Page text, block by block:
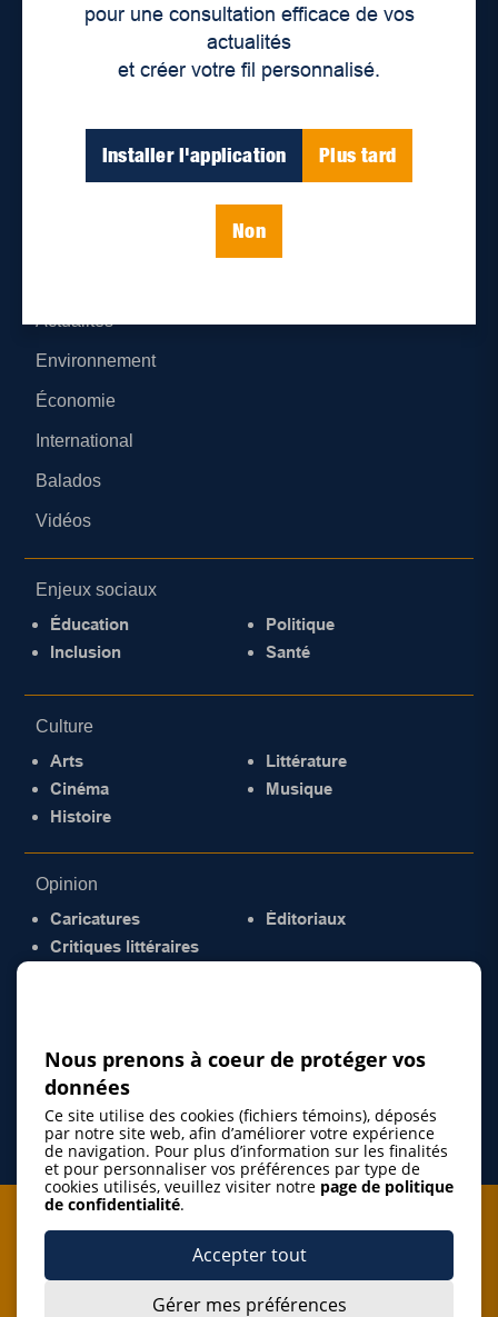
pour une consultation efficace de vos
actualités
et créer votre fil personnalisé.
Installer l'application Plus tard
Non
Devenir partenaire
Lieux de distribution
Nous joindre
Parutions numériques
Actualités
Environnement
Économie
International
Balados
Vidéos
Enjeux sociaux
Éducation
Inclusion
Politique
Santé
Culture
Arts
Cinéma
Histoire
Littérature
Musique
Opinion
Caricatures
Critiques littéraires
Éditoriaux
Je m'abonne à l'infolettre
Nous prenons à coeur de protéger vos
données
Ce site utilise des cookies (fichiers témoins), déposés
par notre site web, afin d’améliorer votre expérience
de navigation. Pour plus d’information sur les finalités
et pour personnaliser vos préférences par type de
cookies utilisés, veuillez visiter notre page de politique
de confidentialité.
Accepter tout
Gérer mes préférences